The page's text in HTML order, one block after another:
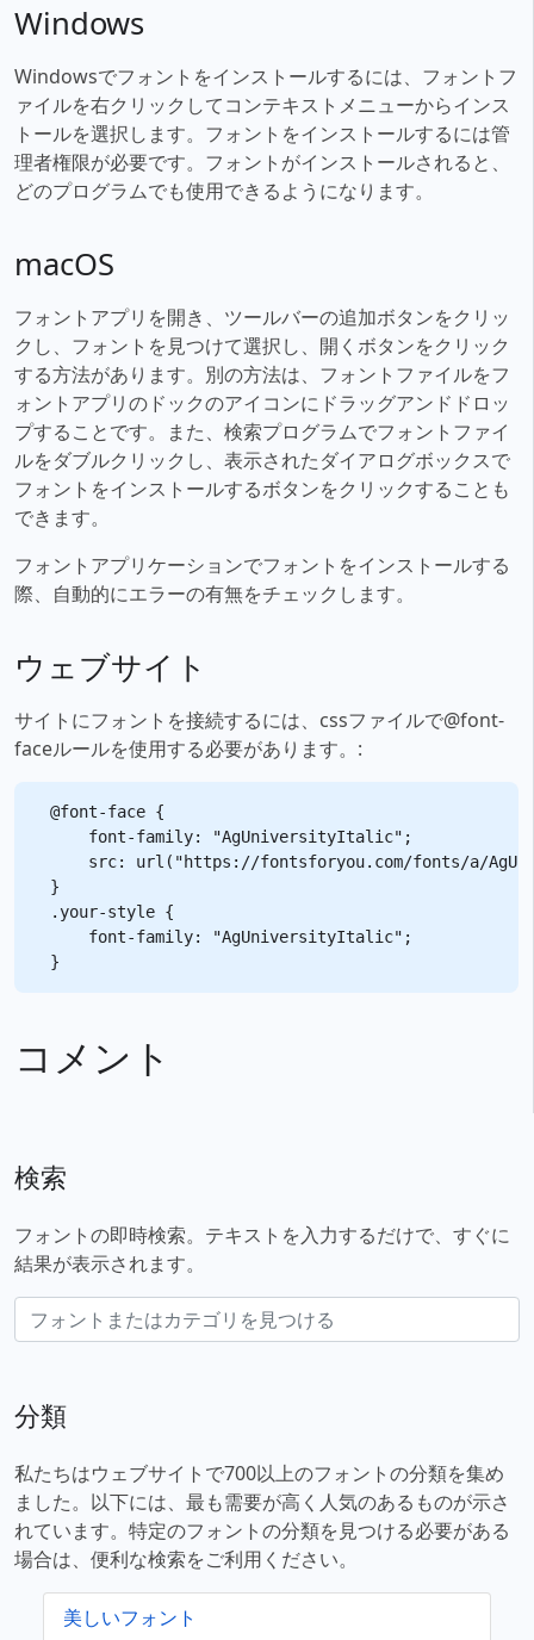
Windows
Windowsでフォントをインストールするには、フォントフ
ァイルを右クリックしてコンテキストメニューからインス
トールを選択します。フォントをインストールするには管
理者権限が必要です。フォントがインストールされると、
どのプログラムでも使用できるようになります。
macOS
フォントアプリを開き、ツールバーの追加ボタンをクリッ
クし、フォントを見つけて選択し、開くボタンをクリック
する方法があります。別の方法は、フォントファイルをフ
ォントアプリのドックのアイコンにドラッグアンドドロッ
プすることです。また、検索プログラムでフォントファイ
ルをダブルクリックし、表示されたダイアログボックスで
フォントをインストールするボタンをクリックすることも
できます。
フォントアプリケーションでフォントをインストールする
際、自動的にエラーの有無をチェックします。
ウェブサイト
サイトにフォントを接続するには、cssファイルで@font-
faceルールを使用する必要があります。:
@font-face {
    font-family: "AgUniversityItalic";
src: url("https://fontsforyou.com/fonts/a/
}
.your-style {
    font-family: "AgUniversityItalic";
コメント
検索
フォントの即時検索。テキストを入力するだけで、すぐに
結果が表示されます。
分類
私たちはウェブサイトで700以上のフォントの分類を集め
ました。以下には、最も需要が高く人気のあるものが示さ
れています。特定のフォントの分類を見つける必要がある
場合は、便利な検索をご利用ください。
美しいフォント